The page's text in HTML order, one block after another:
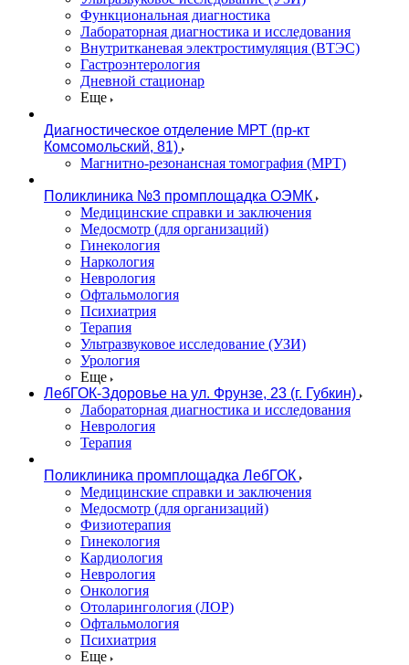
Функциональная диагностика
Лабораторная диагностика и исследования
Внутритканевая электростимуляция (ВТЭС)
Гастроэнтерология
Дневной стационар
Еще
Диагностическое отделение МРТ (пр-кт
Комсомольский, 81)
Магнитно-резонансная томография (МРТ)
Поликлиника №3 промплощадка ОЭМК
Медицинские справки и заключения
Медосмотр (для организаций)
Гинекология
Наркология
Неврология
Офтальмология
Психиатрия
Терапия
Ультразвуковое исследование (УЗИ)
Урология
Еще
ЛебГОК-Здоровье на ул. Фрунзе, 23 (г. Губкин)
Лабораторная диагностика и исследования
Неврология
Терапия
Поликлиника промплощадка ЛебГОК
Медицинские справки и заключения
Медосмотр (для организаций)
Физиотерапия
Гинекология
Кардиология
Неврология
Онкология
Отоларингология (ЛОР)
Офтальмология
Психиатрия
Еще